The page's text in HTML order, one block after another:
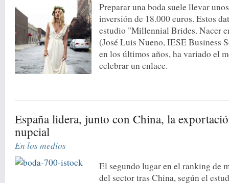
Preparar una boda suele llevar
inversión de 18.000 euros. Estos
estudio "Millennial Brides. Nacer
(José Luis Nueno, IESE Business
en los últimos años, ha variado el
celebrar un enlace.
España lidera, junto con China, la
nupcial
En los medios
El segundo lugar en el ranking de
del sector tras China, según el